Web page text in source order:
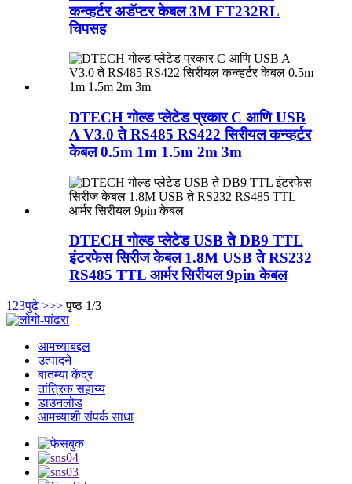
कन्व्हर्टर अडॅप्टर केबल 3M FT232RL
चिपसह
DTECH गोल्ड प्लेटेड प्रकार C आणि USB
A V3.0 ते RS485 RS422 सिरीयल कन्व्हर्टर
केबल 0.5m 1m 1.5m 2m 3m
DTECH गोल्ड प्लेटेड USB ते DB9 TTL
इंटरफेस सिरीज केबल 1.8M USB ते RS232
RS485 TTL आर्मर सिरीयल 9pin केबल
1 23पुढे >>> पृष्ठ 1/3
आमच्याबद्दल
उत्पादने
बातम्या केंद्र
तांत्रिक सहाय्य
डाउनलोड
आमच्याशी संपर्क साधा